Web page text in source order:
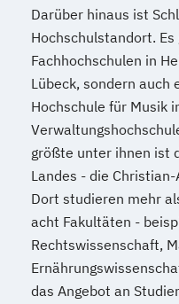
Darüber hinaus ist
Hochschulstandort.
Fachhochschulen in
Lübeck, sondern auch
Hochschule für Musik
größte unter ihnen ist
Landes - die
Dort studieren mehr
acht Fakultäten -
Rechtswissenschaft,
das Angebot an